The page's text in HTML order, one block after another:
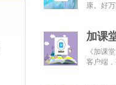
康。好
《加课
客户端